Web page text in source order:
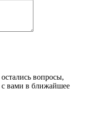
вопросы,
вами в ближайшее